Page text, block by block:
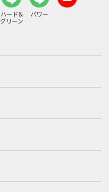
ハード&
グリーン
パワー